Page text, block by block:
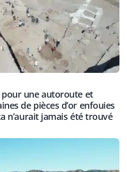
une autoroute et
de pièces d’or enfouies
n’aurait jamais été trouvé